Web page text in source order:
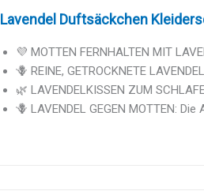
Lavendel Duftsäckchen
💜 MOTTEN FERNHALTEN MIT
🪻 REINE, GETROCKNETE
🌿 LAVENDELKISSEN ZUM
🪻 LAVENDEL GEGEN MOTTEN: